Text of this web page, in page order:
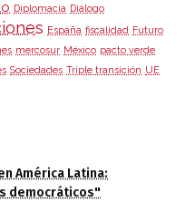
Diplomacia Diálogo
España fiscalidad Futuro
mercosur México pacto verde
Sociedades Triple transición UE
América Latina:
democráticos"